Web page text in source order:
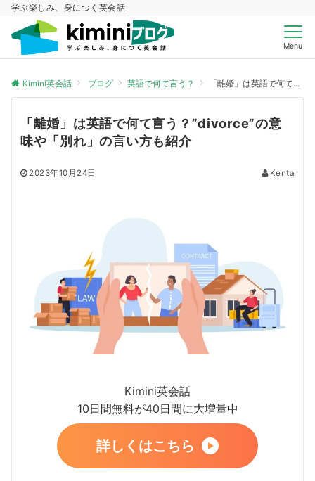
学ぶ楽しみ、身につく英会話
Menu
Kimini英会話 ブログ 英語で何て言う？ 「離婚」は英語で何て言う？”divorce”の意味や「別れ」の言い方も紹介
「離婚」は英語で何て言う？”divorce”の意
味や「別れ」の言い方も紹介
2023年10月24日 Kenta
Kimini英会話
10日間無料が40日間に大増量中
詳しくはこちら